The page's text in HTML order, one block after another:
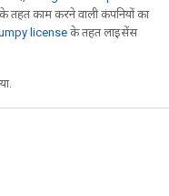
काम करने वाली कंपनियों का
license के तहत लाइसेंस